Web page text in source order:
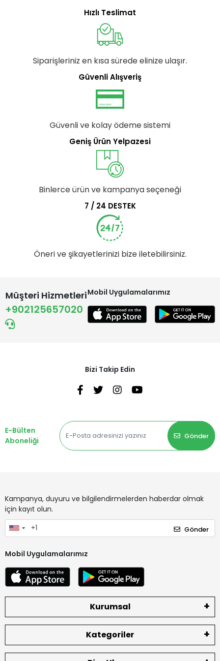
Hızlı Teslimat
Siparişleriniz en kısa sürede elinize ulaşır.
Güvenli Alışveriş
Güvenli ve kolay ödeme sistemi
Geniş Ürün Yelpazesi
Binlerce ürün ve kampanya seçeneği
7 / 24 DESTEK
Öneri ve şikayetlerinizi bize iletebilirsiniz.
Müşteri Hizmetleri
+902125657020
Mobil Uygulamalarımız
Bizi Takip Edin
E-Bülten
Aboneliği
Gönder
Kampanya, duyuru ve bilgilendirmelerden haberdar olmak
için kayıt olun.
Gönder
Mobil Uygulamalarımız
Kurumsal
Kategoriler